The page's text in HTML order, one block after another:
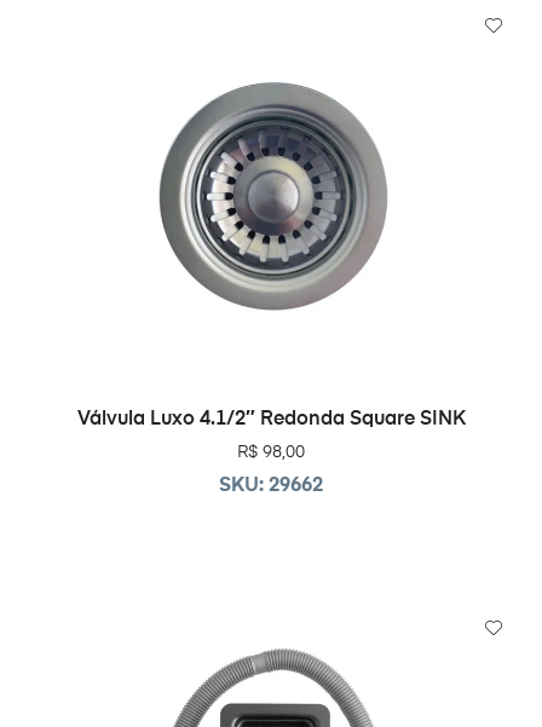
ADICIONAR AO CARRINHO
Válvula Luxo 4.1/2″ Redonda Square SINK
R$ 98,00
SKU: 29662